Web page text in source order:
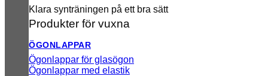
Klara synträningen på ett bra sätt
Produkter för vuxna
ÖGONLAPPAR
Ögonlappar för glasögon
Ögonlappar med elastik